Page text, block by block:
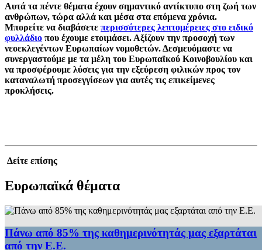
Αυτά τα πέντε θέματα έχουν σημαντικό αντίκτυπο στη ζωή των
ανθρώπων, τώρα αλλά και μέσα στα επόμενα χρόνια.
Μπορείτε να διαβάσετε περισσότερες λεπτομέρειες στο ειδικό
φυλλάδιο που έχουμε ετοιμάσει. Αξίζουν την προσοχή των
νεοεκλεγέντων Ευρωπαίων νομοθετών. Δεσμευόμαστε να
συνεργαστούμε με τα μέλη του Ευρωπαϊκού Κοινοβουλίου και
να προσφέρουμε λύσεις για την εξεύρεση φιλικών προς τον
καταναλωτή προσεγγίσεων για αυτές τις επικείμενες
προκλήσεις.
Δείτε επίσης
Ευρωπαϊκά θέματα
Πάνω από 85% της καθημερινότητάς μας εξαρτάται
από την Ε.Ε.